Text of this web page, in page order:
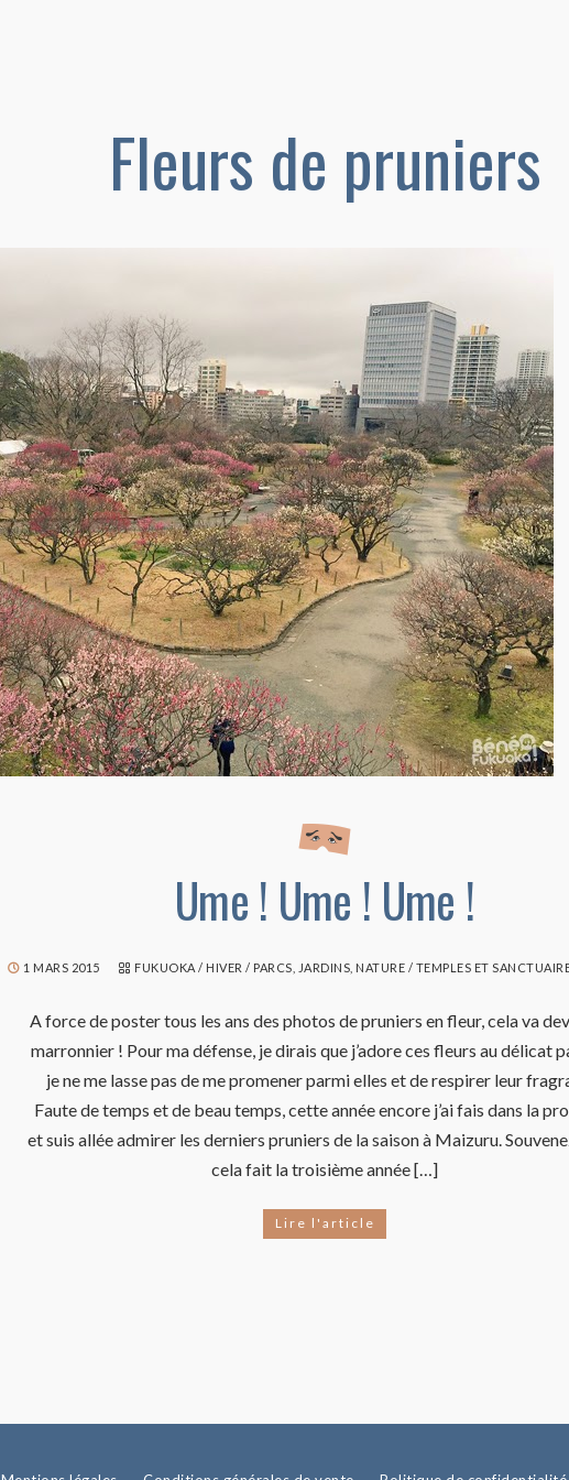
Fleurs de pruniers
Ume ! Ume ! Ume !
1 MARS 2015 FUKUOKA / HIVER / PARCS, JARDINS, NATURE / TEMPLES ET
A force de poster tous les ans des photos de pruniers en fleur, cela va
marronnier ! Pour ma défense, je dirais que j’adore ces fleurs au délicat
je ne me lasse pas de me promener parmi elles et de respirer leur
Faute de temps et de beau temps, cette année encore j’ai fais dans la
et suis allée admirer les derniers pruniers de la saison à Maizuru.
cela fait la troisième année […]
Lire l'article